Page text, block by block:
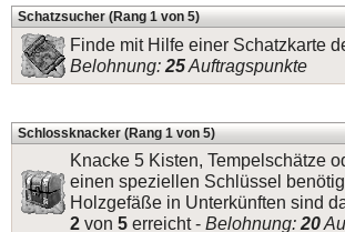
Schatzsucher (Rang 1 von 5)
Finde mit Hilfe einer Schatzkarte
Belohnung: 25Auftragspunkte
Schlossknacker (Rang 1 von 5)
Knacke 5 Kisten, Tempelschätze
einen speziellen Schlüssel
Holzgefäße in Unterkünften sind
2 von 5 erreicht - Belohnung: 20